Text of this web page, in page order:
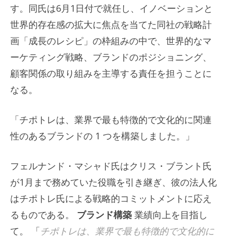
す。同氏は6月1日付で就任し、イノベーションと
世界的存在感の拡大に焦点を当てた同社の戦略計
画「成長のレシピ」の枠組みの中で、世界的なマ
ーケティング戦略、ブランドのポジショニング、
顧客関係の取り組みを主導する責任を担うことに
なる。
「チポトレは、業界で最も特徴的で文化的に関連
性のあるブランドの 1 つを構築しました。」
フェルナンド・マシャド氏はクリス・ブラント氏
が1月まで務めていた役職を引き継ぎ、彼の法人化
はチポトレ氏による戦略的コミットメントに応え
るものである。
ブランド構築 業績向上を目指し
て。 「チポトレは、業界で最も特徴的で文化的に